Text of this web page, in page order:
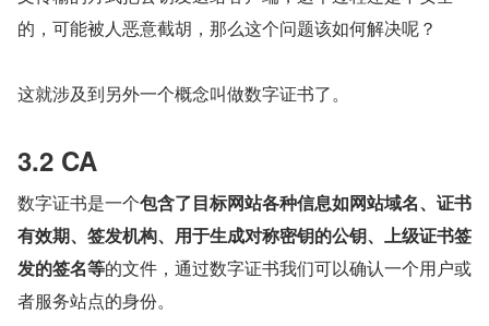
的，可能被人恶意截胡，那么这个问题该如何解决呢？
这就涉及到另外一个概念叫做数字证书了。
3.2 CA
数字证书是一个包含了目标网站各种信息如网站域名、证书
有效期、签发机构、用于生成对称密钥的公钥、上级证书签
发的签名等的文件，通过数字证书我们可以确认一个用户或
者服务站点的身份。